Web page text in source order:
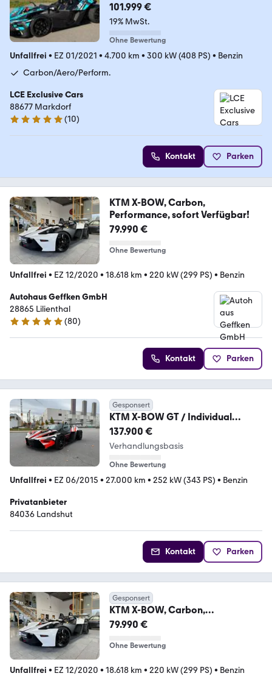
101.999 €
19% MwSt.
Ohne Bewertung
Unfallfrei • EZ 01/2021 • 4.700 km • 300 kW (408 PS) • Benzin
Carbon/Aero/Perform.
LCE Exclusive Cars
88677 Markdorf
5 Sterne
(10)
Kontakt Parken
KTM X-BOW, Carbon,
Performance, sofort Verfügbar!
79.990 €
Ohne Bewertung
Unfallfrei • EZ 12/2020 • 18.618 km • 220 kW (299 PS) • Benzin
Autohaus Geffken GmbH
28865 Lilienthal
4.8 Sterne
(80)
Kontakt Parken
Gesponsert
KTM X-BOW GT / Individual
Lackierung / Facelift / AB
137.900 €
Verhandlungsbasis
Ohne Bewertung
Unfallfrei • EZ 06/2015 • 27.000 km • 252 kW (343 PS) • Benzin
Privatanbieter
84036 Landshut
Kontakt Parken
Gesponsert
KTM X-BOW, Carbon,
Performance, sofort Verfügbar!
79.990 €
Ohne Bewertung
Unfallfrei • EZ 12/2020 • 18.618 km • 220 kW (299 PS) • Benzin